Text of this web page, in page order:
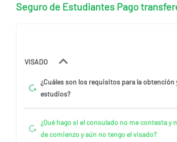
Seguro de Estudiantes Pago
VISADO
¿Cuáles son los requisitos para la obtención
estudios?
¿Qué hago si el consulado no me contesta y
de comienzo y aún no tengo el visado?